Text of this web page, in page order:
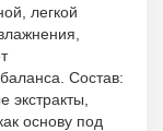
легкой
Состав:
экстракты,
основу под